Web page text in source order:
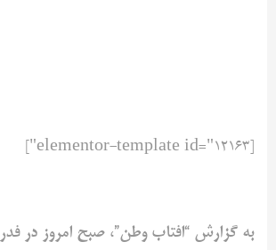
به گزارش “افتاب وطن”، صبح امروز در